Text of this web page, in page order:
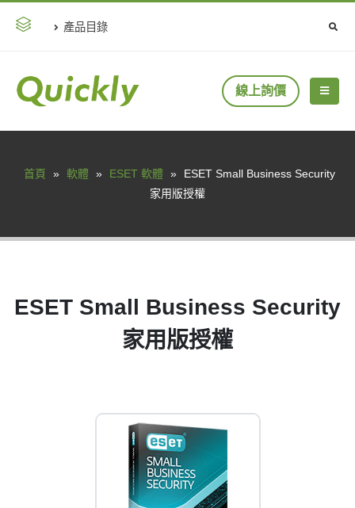
產品目錄
線上詢價
首頁 » 軟體 » ESET 軟體 »
ESET Small Business Security
家用版授權
ESET Small Business Security
家用版授權